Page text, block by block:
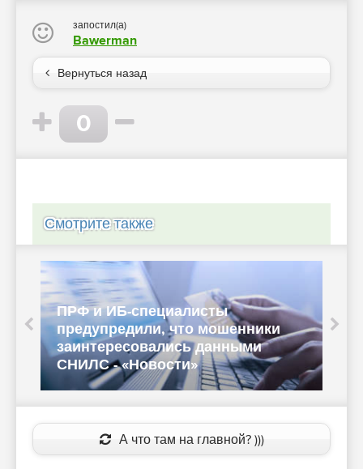
запостил(а)
Bawerman
Вернуться назад
0
Смотрите также
ПРФ и ИБ-специалисты
предупредили, что мошенники
заинтересовались данными
СНИЛС - «Новости»
А что там на главной? )))